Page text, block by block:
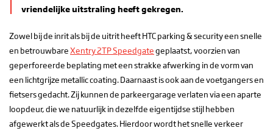
vriendelijke uitstraling heeft gekregen.
Zowel bij de inrit als bij de uitrit heeft HTC parking & security een snelle
en betrouwbareXentry 2TP Speedgategeplaatst, voorzien van
geperforeerde beplating met een strakke afwerking in de vorm van
een lichtgrijze metallic coating. Daarnaast is ook aan de voetgangers en
fietsers gedacht. Zij kunnen de parkeergarage verlaten via een aparte
loopdeur, die we natuurlijk in dezelfde eigentijdse stijl hebben
afgewerkt als de Speedgates. Hierdoor wordt het snelle verkeer